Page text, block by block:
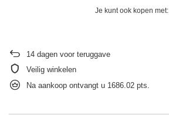
Je kunt ook kopen met:
14 dagen voor teruggave
Veilig winkelen
Na aankoop ontvangt u 1686.02 pts.